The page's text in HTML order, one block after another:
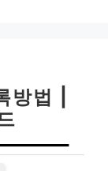
법 |